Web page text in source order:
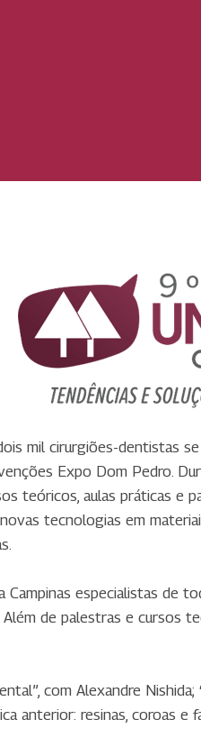
mil cirurgiões-dentistas
Expo Dom Pedro.
teóricos, aulas práticas e
tecnologias em
Campinas especialistas de
de palestras e cursos
com Alexandre
anterior: resinas, coroas e